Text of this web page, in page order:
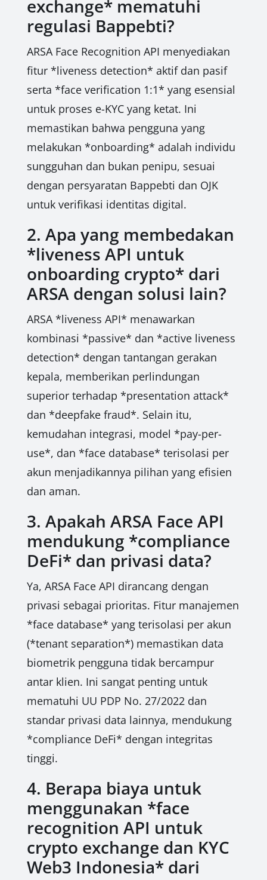
exchange* mematuhi
regulasi Bappebti?
ARSA Face Recognition API menyediakan
fitur *liveness detection* aktif dan pasif
serta *face verification 1:1* yang esensial
untuk proses e-KYC yang ketat. Ini
memastikan bahwa pengguna yang
melakukan *onboarding* adalah individu
sungguhan dan bukan penipu, sesuai
dengan persyaratan Bappebti dan OJK
untuk verifikasi identitas digital.
2. Apa yang membedakan
*liveness API untuk
onboarding crypto* dari
ARSA dengan solusi lain?
ARSA *liveness API* menawarkan
kombinasi *passive* dan *active liveness
detection* dengan tantangan gerakan
kepala, memberikan perlindungan
superior terhadap *presentation attack*
dan *deepfake fraud*. Selain itu,
kemudahan integrasi, model *pay-per-
use*, dan *face database* terisolasi per
akun menjadikannya pilihan yang efisien
dan aman.
3. Apakah ARSA Face API
mendukung *compliance
DeFi* dan privasi data?
Ya, ARSA Face API dirancang dengan
privasi sebagai prioritas. Fitur manajemen
*face database* yang terisolasi per akun
(*tenant separation*) memastikan data
biometrik pengguna tidak bercampur
antar klien. Ini sangat penting untuk
mematuhi UU PDP No. 27/2022 dan
standar privasi data lainnya, mendukung
*compliance DeFi* dengan integritas
tinggi.
4. Berapa biaya untuk
menggunakan *face
recognition API untuk
crypto exchange dan KYC
Web3 Indonesia* dari